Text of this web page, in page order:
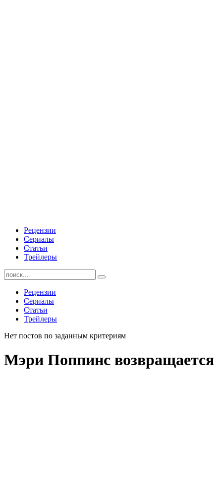
Рецензии
Сериалы
Статьи
Трейлеры
Найти:
Рецензии
Сериалы
Статьи
Трейлеры
Нет постов по заданным критериям
Мэри Поппинс возвращается